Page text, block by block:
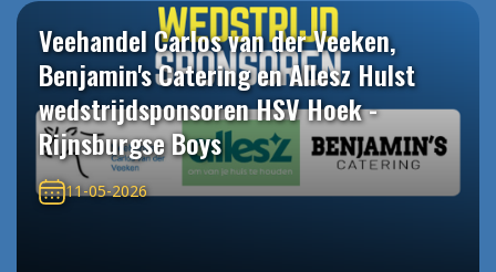
Veehandel Carlos van der Veeken,
Benjamin's Catering en Allesz Hulst
wedstrijdsponsoren HSV Hoek -
Rijnsburgse Boys
11-05-2026